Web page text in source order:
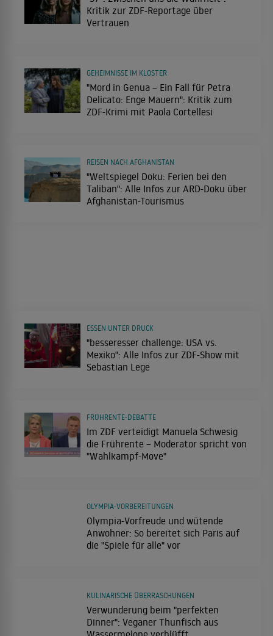
Kritik zur ZDF-Reportage über
Vertrauen
"Mord in Genua – Ein Fall für Petra
Delicato: Enge Mauern": Kritik zum
ZDF-Krimi mit Paola Cortellesi
GEHEIMNISSE IM KLOSTER
"Weltspiegel Doku: Ferien bei den
Taliban": Alle Infos zur ARD-Doku über
Afghanistan-Tourismus
REISEN NACH AFGHANISTAN
"besseresser challenge: USA vs.
Mexiko": Alle Infos zur ZDF-Show mit
Sebastian Lege
ESSEN UNTER DRUCK
Im ZDF verteidigt Manuela Schwesig
die Frührente – Moderator spricht von
"Wahlkampf-Move"
FRÜHRENTE-DEBATTE
Olympia-Vorfreude und wütende
Anwohner: So bereitet sich Paris auf
die "Spiele für alle" vor
OLYMPIA-VORBEREITUNGEN
Verwunderung beim "perfekten
Dinner": Veganer Thunfisch aus
KULINARISCHE ÜBERRASCHUNGEN